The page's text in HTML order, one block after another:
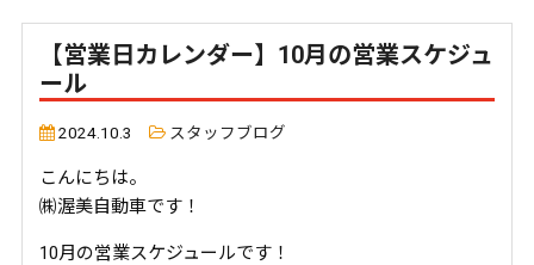
【営業日カレンダー】10月の営業スケジュ
ール
2024.10.3 スタッフブログ
こんにちは。
㈱渥美自動車です！
10月の営業スケジュールです！